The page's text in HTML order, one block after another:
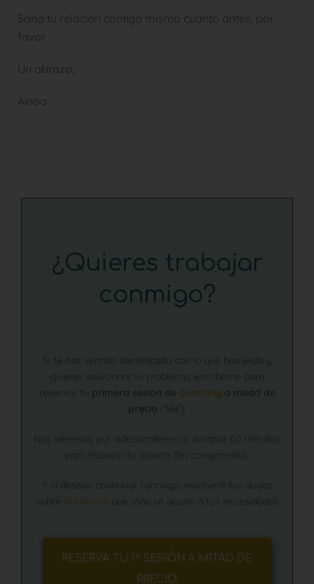
Sana tu relación contigo mismo cuanto antes, por
favor.
Un abrazo,
Ainoa
¿Quieres trabajar
conmigo?
Si te has sentido identificado con lo que has leído y
quieres solucionar tu problema, escríbeme para
reservar tu primera sesión de coaching a mitad de
precio (38€).
Nos veremos por videoconferencia durante 60 minutos
para trabajar tu asunto. Sin compromiso.
Y si deseas continuar conmigo, resolveré tus dudas
sobre el servicioque más se ajuste a tus necesidades
RESERVA TU 1º SESIÓN A MITAD DE
PRECIO